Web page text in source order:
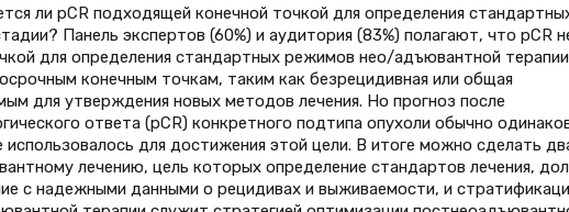
ли pCR подходящей конечной точкой для определения
Панель экспертов (60%) и аудитория (83%) полагают, что pCR
для определения стандартных режимов нео/адъювантной
конечным точкам, таким как безрецидивная или общая
для утверждения новых методов лечения. Но прогноз после
ответа (pCR) конкретного подтипа опухоли обычно
использовалось для достижения этой цели. В итоге можно сделать
лечению, цель которых определение стандартов лечения,
с надежными данными о рецидивах и выживаемости, и